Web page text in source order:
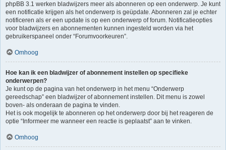
phpBB 3.1 werken bladwijzers meer als abonneren op een onderwerp. Je kunt
een notificatie krijgen als het onderwerp is geüpdate. Abonneren zal je echter
notificeren als er een update is op een onderwerp of forum. Notificatieopties
voor bladwijzers en abonnementen kunnen ingesteld worden via het
gebruikerspaneel onder “Forumvoorkeuren”.
Omhoog
Hoe kan ik een bladwijzer of abonnement instellen op specifieke
onderwerpen?
Je kunt op de pagina van het onderwerp in het menu “Onderwerp
gereedschap” een bladwijzer of abonnement instellen. Dit menu is zowel
boven- als onderaan de pagina te vinden.
Het is ook mogelijk te abonneren op het onderwerp door bij het reageren de
optie “Informeer me wanneer een reactie is geplaatst” aan te vinken.
Omhoog